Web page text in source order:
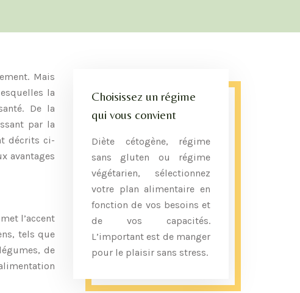
Mais
la
De la
par la
décrits ci-
avantages
l’accent
tels que
de
Choisissez un régime
qui vous convient
Diète cétogène, régime
sans gluten ou régime
végétarien, sélectionnez
votre plan alimentaire en
fonction de vos besoins et
de vos capacités.
L’important est de manger
pour le plaisir sans stress.